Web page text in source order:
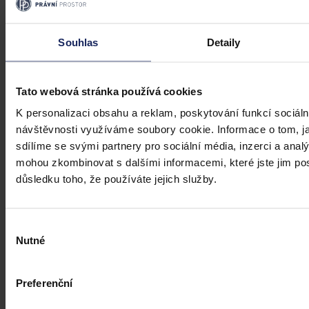
Souhlas Detaily
Tato webová stránka používá cookies
K personalizaci obsahu a reklam, poskytování funkcí
návštěvnosti využíváme soubory cookie. Informace o tom,
sdílíme se svými partnery pro sociální média, inzerci a
mohou zkombinovat s dalšími informacemi, které jste jim
důsledku toho, že používáte jejich služby.
souhlasu
Nutné
Preferenční
Články
Transparentní odměňování v Česku má
zpoždění, firmám bez jasného systému
žen a mužů v EU – gender pay gap dosahuje okolo 18 %. Evropská
pravidla pro transparentní odměňování, jejichž cílem je narovnat
informační asymetrii na pracovním trhu a dlouhodobě tak přispět i
ke zmenšení rozdílu ve mzdách mužů a žen, však nabrala v České
republice zpoždění.
Ivona Tajšlová • 4. srpna 2026, 07:18